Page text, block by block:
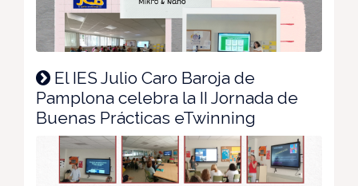
El IES Julio Caro Baroja de
Pamplona celebra la II Jornada de
Buenas Prácticas eTwinning